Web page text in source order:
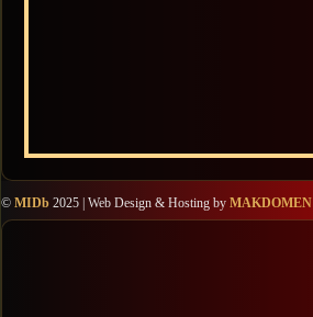
© MIDb 2025 | Web Design & Hosting by MAKDOMEN